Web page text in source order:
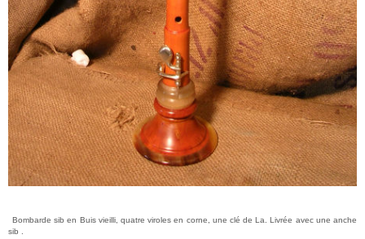
Bombarde sib en Buis vieilli, quatre viroles en corne, une clé de La. Livrée avec une anche
sib .